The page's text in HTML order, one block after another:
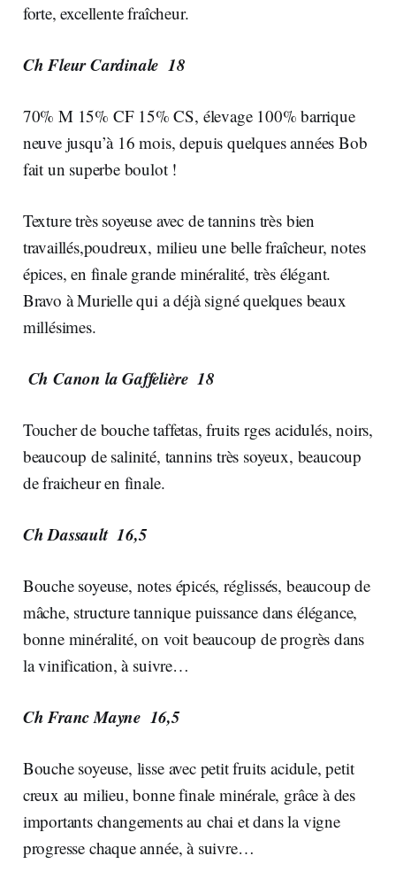
forte, excellente fraîcheur.
Ch Fleur Cardinale 18
70% M 15% CF 15% CS, élevage 100% barrique
neuve jusqu’à 16 mois, depuis quelques années Bob
fait un superbe boulot !
Texture très soyeuse avec de tannins très bien
travaillés,poudreux, milieu une belle fraîcheur, notes
épices, en finale grande minéralité, très élégant.
Bravo à Murielle qui a déjà signé quelques beaux
millésimes.
Ch Canon la Gaffelière 18
Toucher de bouche taffetas, fruits rges acidulés, noirs,
beaucoup de salinité, tannins très soyeux, beaucoup
de fraicheur en finale.
Ch Dassault 16,5
Bouche soyeuse, notes épicés, réglissés, beaucoup de
mâche, structure tannique puissance dans élégance,
bonne minéralité, on voit beaucoup de progrès dans
la vinification, à suivre…
Ch Franc Mayne 16,5
Bouche soyeuse, lisse avec petit fruits acidule, petit
creux au milieu, bonne finale minérale, grâce à des
importants changements au chai et dans la vigne
progresse chaque année, à suivre…